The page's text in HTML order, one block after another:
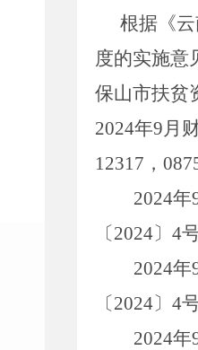
根据《
度的实施意
保山市扶贫
2024年9月
12317 ，
2024年
〔2024〕 4
2024年
〔2024〕 4
2024年